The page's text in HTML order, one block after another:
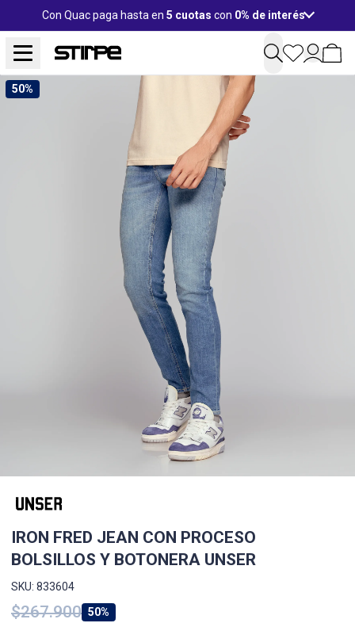
Con Quac paga hasta en 5 cuotas con 0% de interés
50%
IRON FRED JEAN CON PROCESO
BOLSILLOS Y BOTONERA UNSER
SKU: 833604
$267.900 50%